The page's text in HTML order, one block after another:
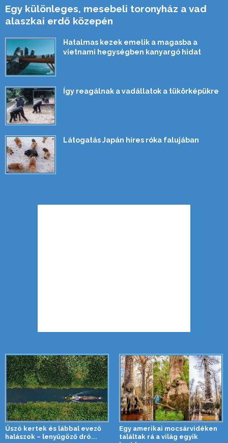
Egy különleges, mesebeli toronyház a vad
alaszkai erdő közepén
Hatalmas kezek emelik a magasba a
vietnami hegységben kanyargó hidat
Így reagálnak a vadállatok a tükörképükre
Látogatás Japán híres róka falujában
Úszó kertek és lábbal evező
halászok – lenyűgöző dró...
Egy amerikai mocsárvidéken
találtak rá a világ egyik